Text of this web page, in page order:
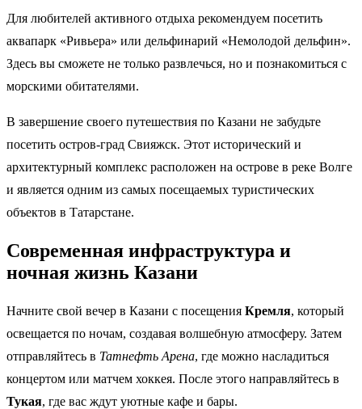
Для любителей активного отдыха рекомендуем посетить
аквапарк «Ривьера» или дельфинарий «Немолодой дельфин».
Здесь вы сможете не только развлечься, но и познакомиться с
морскими обитателями.
В завершение своего путешествия по Казани не забудьте
посетить остров-град Свияжск. Этот исторический и
архитектурный комплекс расположен на острове в реке Волге
и является одним из самых посещаемых туристических
объектов в Татарстане.
Современная инфраструктура и
ночная жизнь Казани
Начните свой вечер в Казани с посещения Кремля, который
освещается по ночам, создавая волшебную атмосферу. Затем
отправляйтесь в Татнефть Арена, где можно насладиться
концертом или матчем хоккея. После этого направляйтесь в
Тукая, где вас ждут уютные кафе и бары.